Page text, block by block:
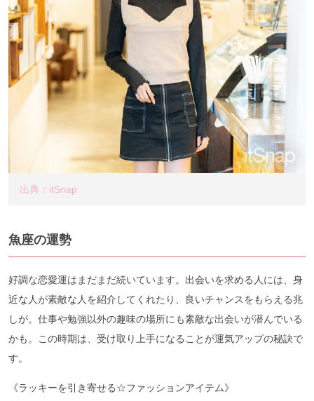
出典：itSnap
魚座の運勢
好調な恋愛運はまだまだ続いています。出会いを求める人には、身
近な人が素敵な人を紹介してくれたり、良いチャンスをもらえる兆
しが。仕事や勉強以外の趣味の場所にも素敵な出会いが潜んでいる
かも。この時期は、受け取り上手になることが運気アップの秘訣で
す。
《ラッキーを引き寄せる☆ファッションアイテム》